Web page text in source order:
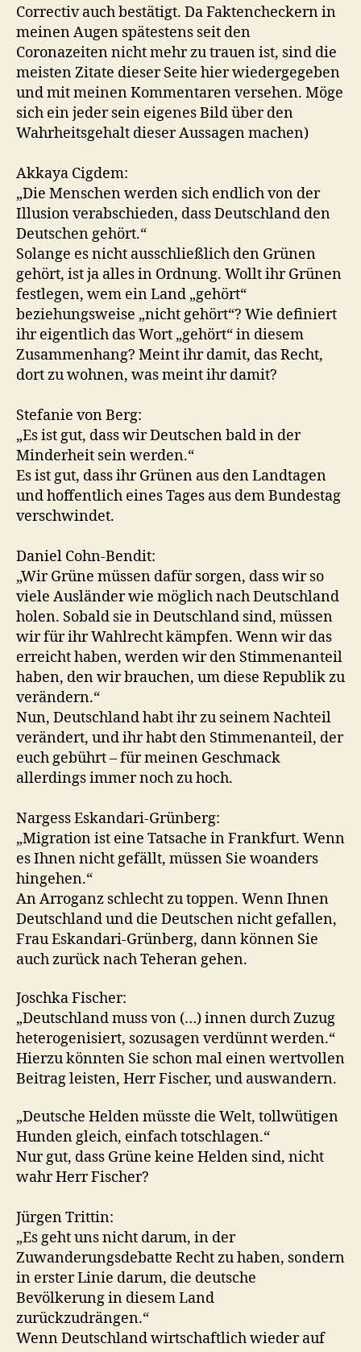
Correctiv auch bestätigt. Da Faktencheckern in
meinen Augen spätestens seit den
Coronazeiten nicht mehr zu trauen ist, sind die
meisten Zitate dieser Seite hier wiedergegeben
und mit meinen Kommentaren versehen. Möge
sich ein jeder sein eigenes Bild über den
Wahrheitsgehalt dieser Aussagen machen)
Akkaya Cigdem:
„Die Menschen werden sich endlich von der
Illusion verabschieden, dass Deutschland den
Deutschen gehört.“
Solange es nicht ausschließlich den Grünen
gehört, ist ja alles in Ordnung. Wollt ihr Grünen
festlegen, wem ein Land „gehört“
beziehungsweise „nicht gehört“? Wie definiert
ihr eigentlich das Wort „gehört“ in diesem
Zusammenhang? Meint ihr damit, das Recht,
dort zu wohnen, was meint ihr damit?
Stefanie von Berg:
„Es ist gut, dass wir Deutschen bald in der
Minderheit sein werden.“
Es ist gut, dass ihr Grünen aus den Landtagen
und hoffentlich eines Tages aus dem Bundestag
verschwindet.
Daniel Cohn-Bendit:
„Wir Grüne müssen dafür sorgen, dass wir so
viele Ausländer wie möglich nach Deutschland
holen. Sobald sie in Deutschland sind, müssen
wir für ihr Wahlrecht kämpfen. Wenn wir das
erreicht haben, werden wir den Stimmenanteil
haben, den wir brauchen, um diese Republik zu
verändern.“
Nun, Deutschland habt ihr zu seinem Nachteil
verändert, und ihr habt den Stimmenanteil, der
euch gebührt – für meinen Geschmack
allerdings immer noch zu hoch.
Nargess Eskandari-Grünberg:
„Migration ist eine Tatsache in Frankfurt. Wenn
es Ihnen nicht gefällt, müssen Sie woanders
hingehen.“
An Arroganz schlecht zu toppen. Wenn Ihnen
Deutschland und die Deutschen nicht gefallen,
Frau Eskandari-Grünberg, dann können Sie
auch zurück nach Teheran gehen.
Joschka Fischer:
„Deutschland muss von (…) innen durch Zuzug
heterogenisiert, sozusagen verdünnt werden.“
Hierzu könnten Sie schon mal einen wertvollen
Beitrag leisten, Herr Fischer, und auswandern.
„Deutsche Helden müsste die Welt, tollwütigen
Hunden gleich, einfach totschlagen.“
Nur gut, dass Grüne keine Helden sind, nicht
wahr Herr Fischer?
Jürgen Trittin:
„Es geht uns nicht darum, in der
Zuwanderungsdebatte Recht zu haben, sondern
in erster Linie darum, die deutsche
Bevölkerung in diesem Land
zurückzudrängen.“
Wenn Deutschland wirtschaftlich wieder auf